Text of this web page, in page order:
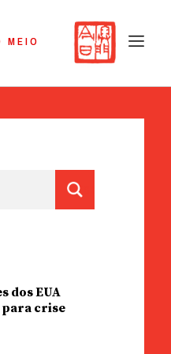
MEIO
dos EUA
para crise